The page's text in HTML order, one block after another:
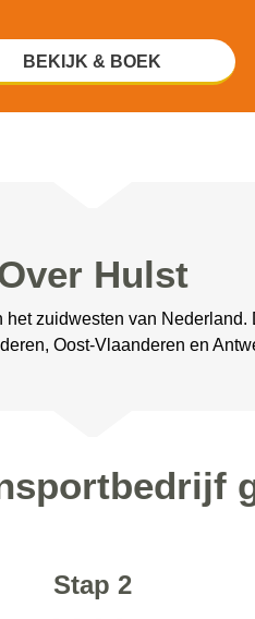
BEKIJK & BOEK
Hulst
zuidwesten van
Oost-Vlaanderen en
Stap 2